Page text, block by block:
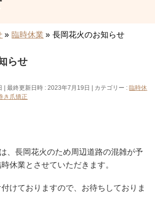
» 臨時休業 » 長岡花火のお知らせ
らせ
最終更新日時 : 2023年7月19日 カテゴリー :臨時休
き爪矯正
、長岡花火のため周辺道路の混雑が予
休業とさせていただきます。
けておりますので、お待ちしておりま